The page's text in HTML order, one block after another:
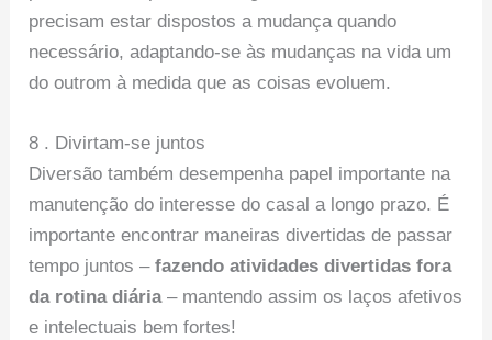
precisam estar dispostos a mudança quando
necessário, adaptando-se às mudanças na vida um
do outrom à medida que as coisas evoluem.
8 . Divirtam-se juntos
Diversão também desempenha papel importante na
manutenção do interesse do casal a longo prazo. É
importante encontrar maneiras divertidas de passar
tempo juntos –fazendo atividades divertidas fora
da rotina diária– mantendo assim os laços afetivos
e intelectuais bem fortes!